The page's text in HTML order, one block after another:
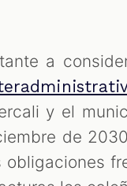
a
y el
de